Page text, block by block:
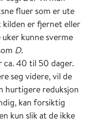
fluer som er ute
kilden er fjernet eller
kunne sverme
D.
ca. 40 til 50 dager.
seg videre, vil de
hurtigere reduksjon
kan forsiktig
kun slik at de ikke